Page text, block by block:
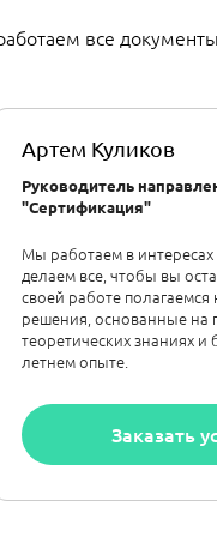
все
Артем Куликов
Руководитель
"Сертификация"
Мы работаем в интересах
делаем все, чтобы вы
своей работе
решения, основанные на
теоретических знаниях и
летнем опыте.
Заказать